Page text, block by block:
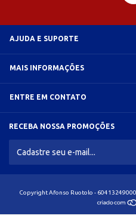
AJUDA E SUPORTE
MAIS INFORMAÇÕES
ENTRE EM CONTATO
RECEBA NOSSA PROMOÇÕES
Copyright Afonso Ruotolo -